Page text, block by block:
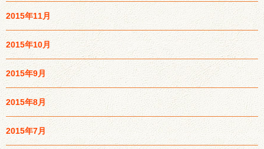
2015年11月
2015年10月
2015年9月
2015年8月
2015年7月